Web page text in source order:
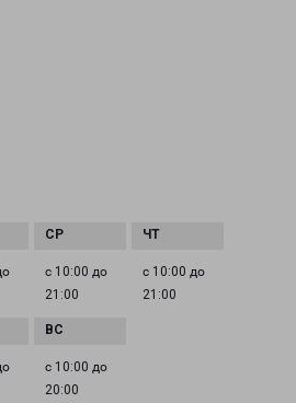
с 10:00 до
21:00
с 10:00 до
21:00
с 10:00 до
20:00